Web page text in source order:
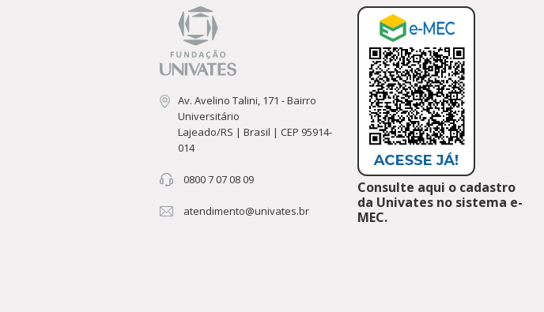
Av. Avelino Talini, 171 - Bairro
Universitário
Lajeado/RS | Brasil | CEP 95914-
014
0800 7 07 08 09
atendimento@univates.br
Consulte aqui o cadastro
da Univates no sistema e-
MEC.